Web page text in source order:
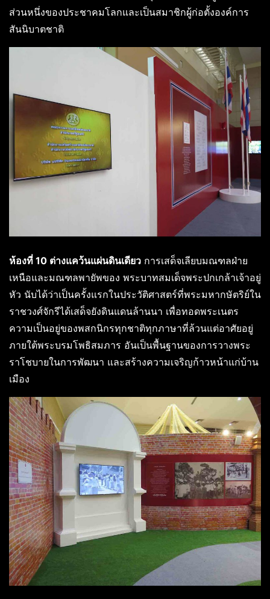
ส่วนหนึ่งของประชาคมโลกและเป็นสมาชิกผู้ก่อตั้งองค์การ
สันนิบาตชาติ
ห้องที่ 10 ต่างแคว้นแผ่นดินเดียว การเสด็จเลียบมณฑลฝ่าย
เหนือและมณฑลพายัพของ พระบาทสมเด็จพระปกเกล้าเจ้าอยู่
หัว นับได้ว่าเป็นครั้งแรกในประวัติศาสตร์ที่พระมหากษัตริย์ใน
ราชวงศ์จักรีได้เสด็จยังดินแดนล้านนา เพื่อทอดพระเนตร
ความเป็นอยู่ของพสกนิกรทุกชาติทุกภาษาที่ล้วนแต่อาศัยอยู่
ภายใต้พระบรมโพธิสมภาร อันเป็นพื้นฐานของการวางพระ
ราโชบายในการพัฒนา และสร้างความเจริญก้าวหน้าแก่บ้าน
เมือง